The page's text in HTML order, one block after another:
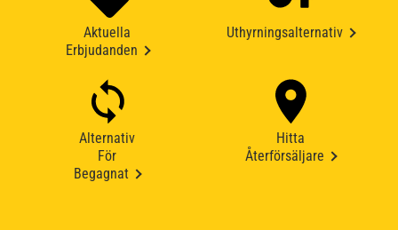
Aktuella
Erbjudanden
Uthyrningsalternativ
Alternativ
För
Begagnat
Hitta
Återförsäljare